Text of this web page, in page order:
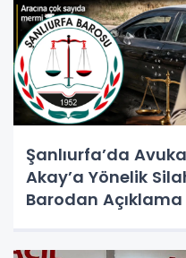
Şanlıurfa’da
Akay’a Yönelik
Barodan Açıklama